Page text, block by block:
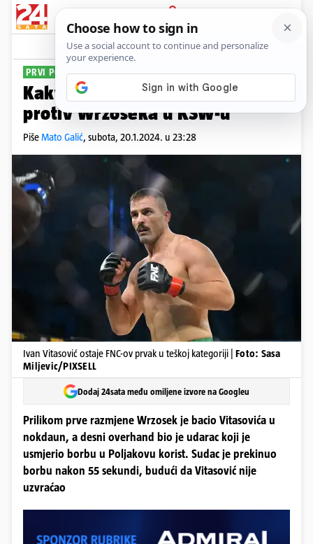
PRIJAVA
Sport Komentari
PRVI PORAZ OD 2019.
Kakva šteta! Vitasović izgubio
protiv Wrzoseka u KSW-u
PišeMato Galić, subota, 20.1.2024. u 23:28
Ivan Vitasović ostaje FNC-ov prvak u teškoj kategoriji | Foto: Sasa
Miljevic/PIXSELL
Dodaj 24sata među omiljene izvore na Googleu
Prilikom prve razmjene Wrzosek je bacio Vitasovića u
nokdaun, a desni overhand bio je udarac koji je
usmjerio borbu u Poljakovu korist. Sudac je prekinuo
borbu nakon 55 sekundi, budući da Vitasović nije
uzvraćao